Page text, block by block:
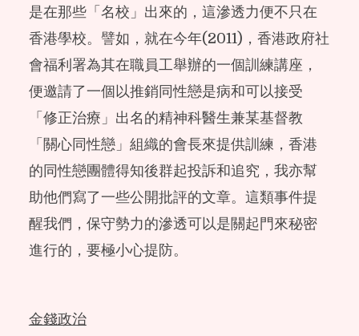
是在那些「名校」出來的，這滲透力便不只在
香港學校。譬如，就在今年(2011)，香港政府社
會福利署為其在職員工舉辦的一個訓練講座，
便邀請了一個以推銷同性戀是病和可以接受
「修正治療」出名的精神科醫生兼某基督教
「關心同性戀」組織的會長來提供訓練，香港
的同性戀團體得知後群起投訴和追究，我亦幫
助他們寫了一些公開批評的文章。這類事件提
醒我們，保守勢力的滲透可以是關起門來秘密
進行的，要極小心提防。
金錢政治